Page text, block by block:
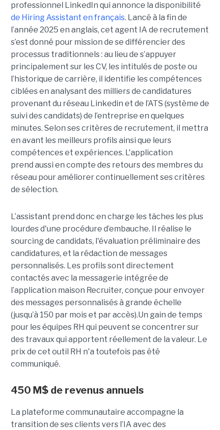
professionnel LinkedIn qui annonce la disponibilité
de Hiring Assistant en français. Lancé à la fin de
l’année 2025 en anglais, cet agent IA de recrutement
s’est donné pour mission de se différencier des
processus traditionnels : au lieu de s’appuyer
principalement sur les CV, les intitulés de poste ou
l’historique de carrière, il identifie les compétences
ciblées en analysant des milliers de candidatures
provenant du réseau Linkedin et de l’ATS (système de
suivi des candidats) de l’entreprise en quelques
minutes. Selon ses critères de recrutement, il mettra
en avant les meilleurs profils ainsi que leurs
compétences et expériences. L'application
prend aussi en compte des retours des membres du
réseau pour améliorer continuellement ses critères
de sélection.
L’assistant prend donc en charge les tâches les plus
lourdes d'une procédure d’embauche. Il réalise le
sourcing de candidats, l'évaluation préliminaire des
candidatures, et la rédaction de messages
personnalisés. Les profils sont directement
contactés avec la messagerie intégrée de
l’application maison Recruiter, conçue pour envoyer
des messages personnalisés à grande échelle
(jusqu’à 150 par mois et par accès).Un gain de temps
pour les équipes RH qui peuvent se concentrer sur
des travaux qui apportent réellement de la valeur. Le
prix de cet outil RH n'a toutefois pas été
communiqué.
450 M$ de revenus annuels
La plateforme communautaire accompagne la
transition de ses clients vers l’IA avec des